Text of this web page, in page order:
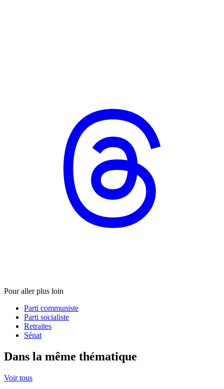
Pour aller plus loin
Parti communiste
Parti socialiste
Retraites
Sénat
Dans la même thématique
Voir tous